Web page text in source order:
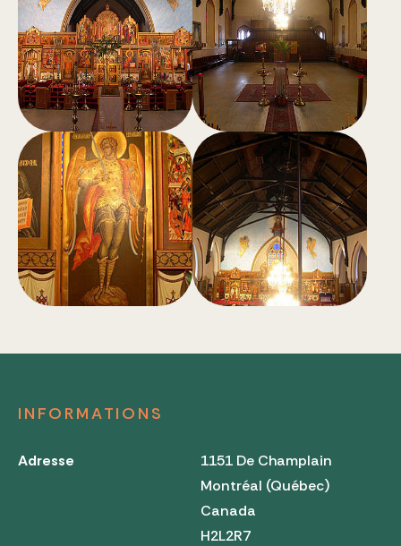
INFORMATIONS
Adresse
1151 De Champlain
Montréal (Québec)
Canada
H2L2R7